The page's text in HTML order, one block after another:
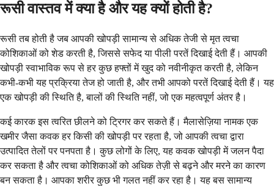
रूसी वास्तव में क्या है और यह क्यों होती है?
रूसी तब होती है जब आपकी खोपड़ी सामान्य से अधिक तेजी से मृत त्वचा
कोशिकाओं को शेड करती है, जिससे सफेद या पीली परतें दिखाई देती हैं। आपकी
खोपड़ी स्वाभाविक रूप से हर कुछ हफ्तों में खुद को नवीनीकृत करती है, लेकिन
कभी-कभी यह प्रक्रिया तेज हो जाती है, और तभी आपको परतें दिखाई देती हैं। यह
एक खोपड़ी की स्थिति है, बालों की स्थिति नहीं, जो एक महत्वपूर्ण अंतर है।
कई कारक इस त्वरित छीलने को ट्रिगर कर सकते हैं। मैलासेज़िया नामक एक
खमीर जैसा कवक हर किसी की खोपड़ी पर रहता है, जो आपकी त्वचा द्वारा
उत्पादित तेलों पर पनपता है। कुछ लोगों के लिए, यह कवक खोपड़ी में जलन पैदा
कर सकता है और त्वचा कोशिकाओं को अधिक तेज़ी से बढ़ने और मरने का कारण
बन सकता है। आपका शरीर कुछ भी गलत नहीं कर रहा है। यह बस सामान्य